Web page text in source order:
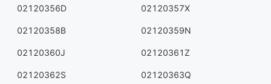
02120356D 02120357X
02120358B 02120359N
02120360J 02120361Z
02120362S 02120363Q